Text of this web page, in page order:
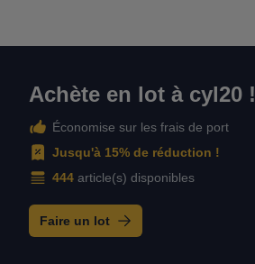
Achète en lot à cyl20 !
Économise sur les frais de port
Jusqu'à 15% de réduction !
444 article(s) disponibles
Faire un lot